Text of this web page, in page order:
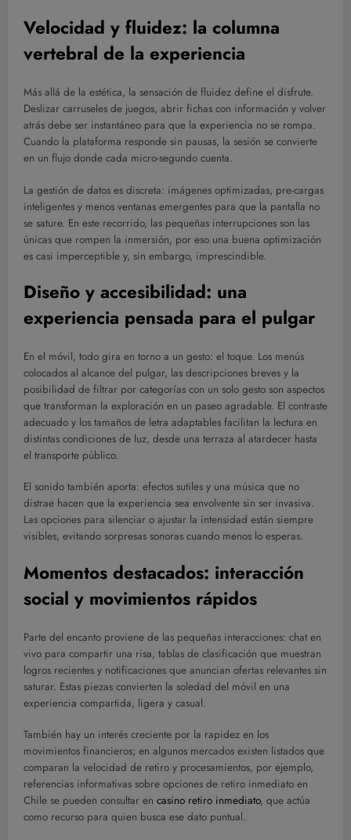
Velocidad y fluidez: la columna
vertebral de la experiencia
Más allá de la estética, la sensación de fluidez define el disfrute.
Deslizar carruseles de juegos, abrir fichas con información y volver
atrás debe ser instantáneo para que la experiencia no se rompa.
Cuando la plataforma responde sin pausas, la sesión se convierte
en un flujo donde cada micro-segundo cuenta.
La gestión de datos es discreta: imágenes optimizadas, pre-cargas
inteligentes y menos ventanas emergentes para que la pantalla no
se sature. En este recorrido, las pequeñas interrupciones son las
únicas que rompen la inmersión, por eso una buena optimización
es casi imperceptible y, sin embargo, imprescindible.
Diseño y accesibilidad: una
experiencia pensada para el pulgar
En el móvil, todo gira en torno a un gesto: el toque. Los menús
colocados al alcance del pulgar, las descripciones breves y la
posibilidad de filtrar por categorías con un solo gesto son aspectos
que transforman la exploración en un paseo agradable. El contraste
adecuado y los tamaños de letra adaptables facilitan la lectura en
distintas condiciones de luz, desde una terraza al atardecer hasta
el transporte público.
El sonido también aporta: efectos sutiles y una música que no
distrae hacen que la experiencia sea envolvente sin ser invasiva.
Las opciones para silenciar o ajustar la intensidad están siempre
visibles, evitando sorpresas sonoras cuando menos lo esperas.
Momentos destacados: interacción
social y movimientos rápidos
Parte del encanto proviene de las pequeñas interacciones: chat en
vivo para compartir una risa, tablas de clasificación que muestran
logros recientes y notificaciones que anuncian ofertas relevantes sin
saturar. Estas piezas convierten la soledad del móvil en una
experiencia compartida, ligera y casual.
También hay un interés creciente por la rapidez en los
movimientos financieros; en algunos mercados existen listados que
comparan la velocidad de retiro y procesamientos, por ejemplo,
referencias informativas sobre opciones de retiro inmediato en
Chile se pueden consultar en casino retiro inmediato, que actúa
como recurso para quien busca ese dato puntual.